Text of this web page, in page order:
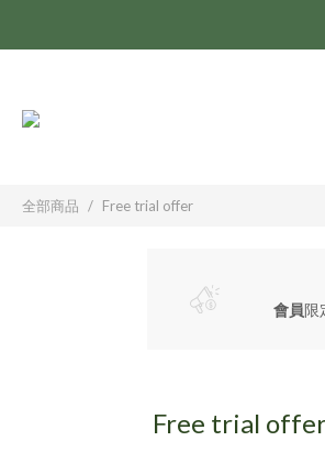
全部商品 Free trial offer
會員限
Free trial